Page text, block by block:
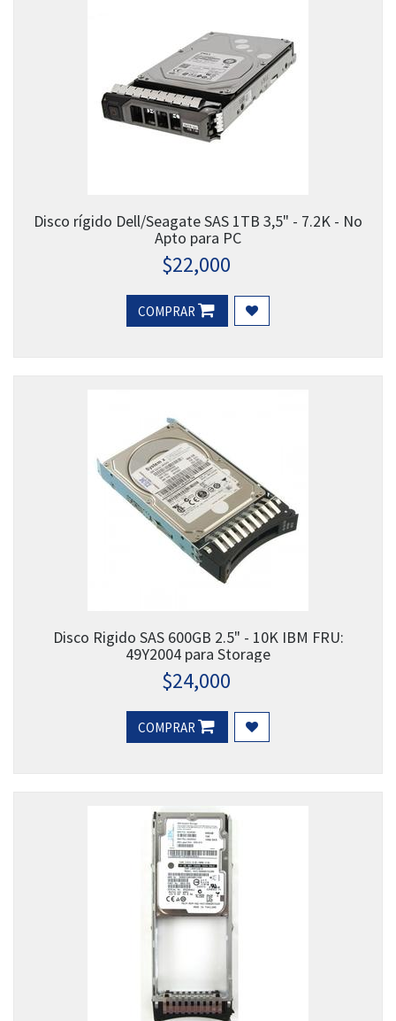
Disco rígido Dell/Seagate SAS 1TB 3,5" - 7.2K - No
Apto para PC
$22,000
COMPRAR
Disco Rigido SAS 600GB 2.5" - 10K IBM FRU:
49Y2004 para Storage
$24,000
COMPRAR